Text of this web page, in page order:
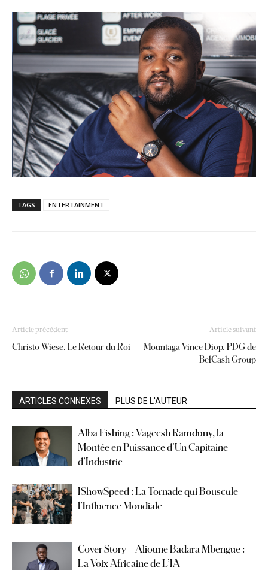
TAGS ENTERTAINMENT
Article précédent
Christo Wiese, Le Retour du Roi
Article suivant
Mountaga Vince Diop, PDG de
BelCash Group
ARTICLES CONNEXES PLUS DE L'AUTEUR
Alba Fishing : Vageesh Ramduny, la
Montée en Puissance d’Un Capitaine
d’Industrie
IShowSpeed : La Tornade qui Bouscule
l’Influence Mondiale
Cover Story – Alioune Badara Mbengue :
La Voix Africaine de L’IA